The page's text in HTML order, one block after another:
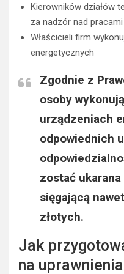
Kierowników działów
za nadzór nad pracami
Właścicieli firm
energetycznych
Zgodnie z
osoby
urządzeniach
odpowiednich
zostać
sięgającą
złotych.
Jak
na uprawnienia